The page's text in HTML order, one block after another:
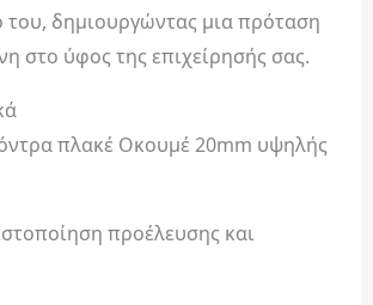
του, δημιουργώντας μια πρόταση
στο ύφος της επιχείρησής σας.
πλακέ Οκουμέ 20mm υψηλής
προέλευσης και